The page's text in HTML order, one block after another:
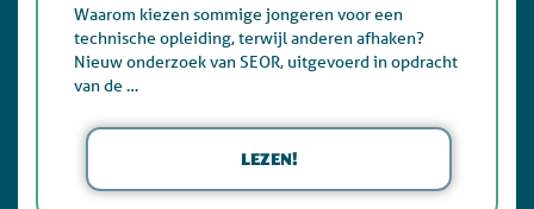
Waarom kiezen sommige jongeren voor een
technische opleiding, terwijl anderen afhaken?
Nieuw onderzoek van SEOR, uitgevoerd in opdracht
van de …
LEZEN!